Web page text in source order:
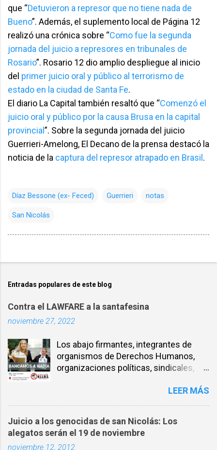
que “Detuvieron a represor que no tiene nada de
Bueno”. Además, el suplemento local de Página 12
realizó una crónica sobre “Como fue la segunda
jornada del juicio a represores en tribunales de
Rosario”. Rosario 12 dio amplio despliegue al inicio
del primer juicio oral y público al terrorismo de
estado en la ciudad de Santa Fe.
El diario La Capital también resaltó que “Comenzó el
juicio oral y público por la causa Brusa en la capital
provincial ”. Sobre la segunda jornada del juicio
Guerrieri-Amelong, El Decano de la prensa destacó la
noticia de la captura del represor atrapado en Brasil .
Díaz Bessone (ex- Feced) Guerrieri notas
San Nicolás
Entradas populares de este blog
Contra el LAWFARE a la santafesina
noviembre 27, 2022
Los abajo firmantes, integrantes de
organismos de Derechos Humanos,
organizaciones políticas, sindicales,
nuestra solidaridad con la compañera
juicios por delitos de Lesa Humanidad
en Santa Fe y militante incansable por
LEER MÁS
Juicio a los genocidas de san Nicolás: Los
alegatos serán el 19 de noviembre
noviembre 12, 2012